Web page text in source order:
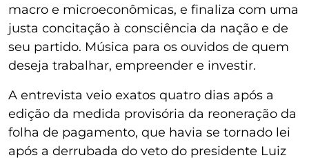
macro e microeconômicas, e finaliza com uma
justa concitação à consciência da nação e de
seu partido. Música para os ouvidos de quem
deseja trabalhar, empreender e investir.
A entrevista veio exatos quatro dias após a
edição da medida provisória da reoneração da
folha de pagamento, que havia se tornado lei
após a derrubada do veto do presidente Luiz